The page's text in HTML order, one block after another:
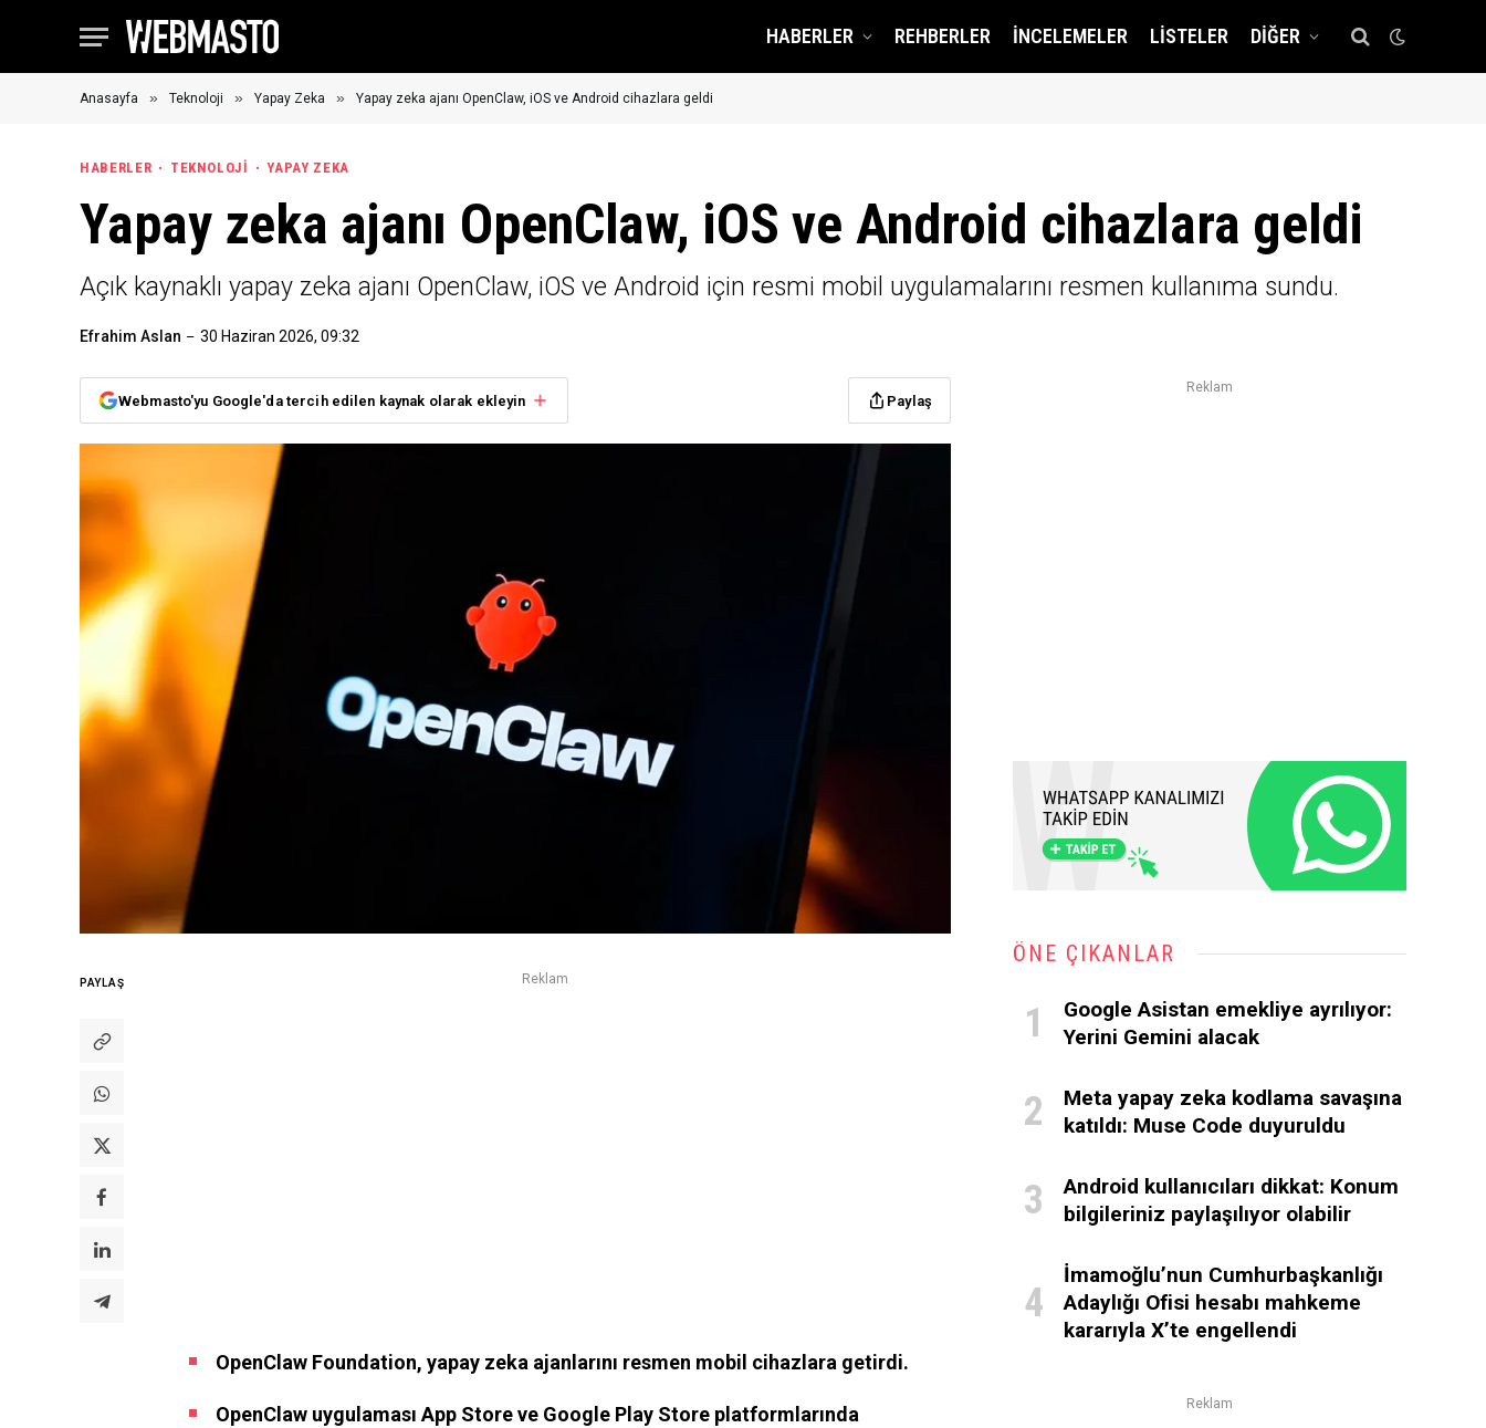
HABERLER REHBERLER İNCELEMELER LISTELER DIĞER
Anasayfa » Teknoloji » Yapay Zeka » Yapay zeka ajanı OpenClaw, iOS ve Android cihazlara geldi
HABERLER TEKNOLOJI YAPAY ZEKA
Yapay zeka ajanı OpenClaw, iOS ve Android cihazlara geldi
Açık kaynaklı yapay zeka ajanı OpenClaw, iOS ve Android için resmi mobil uygulamalarını resmen kullanıma sundu.
Efrahim Aslan 30 Haziran 2026, 09:32
Webmasto'yu Google'da tercih edilen kaynak olarak ekleyin Paylaş
PAYLAŞ Reklam
OpenClaw Foundation, yapay zeka ajanlarını resmen mobil cihazlara getirdi.
OpenClaw uygulaması App Store ve Google Play Store platformlarında
Reklam
ÖNE ÇIKANLAR
Google Asistan emekliye ayrılıyor:
Yerini Gemini alacak
Meta yapay zeka kodlama savaşına
katıldı: Muse Code duyuruldu
Android kullanıcıları dikkat: Konum
bilgileriniz paylaşılıyor olabilir
İmamoğlu’nun Cumhurbaşkanlığı
Adaylığı Ofisi hesabı mahkeme
kararıyla X’te engellendi
Reklam